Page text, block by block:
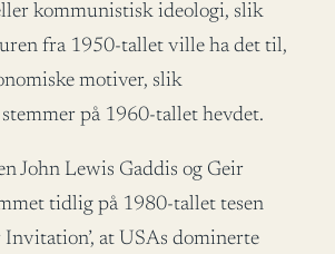
kommunistisk ideologi, slik
fra 1950-tallet ville ha det til,
motiver, slik
på 1960-tallet hevdet.
John Lewis Gaddis og Geir
tidlig på 1980-tallet tesen
Invitation’, at USAs dominerte